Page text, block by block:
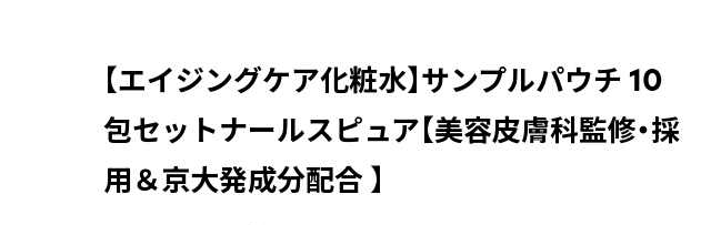
【エイジングケア化粧水】サンプルパウチ 10
包セットナールスピュア【美容皮膚科監修・採
用＆京大発成分配合 】